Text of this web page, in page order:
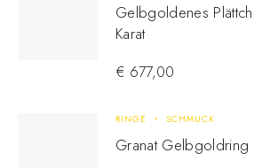
Gelbgoldenes
Karat
€ 677,00
RINGE SCHMUCK
Granat Gelbgoldring